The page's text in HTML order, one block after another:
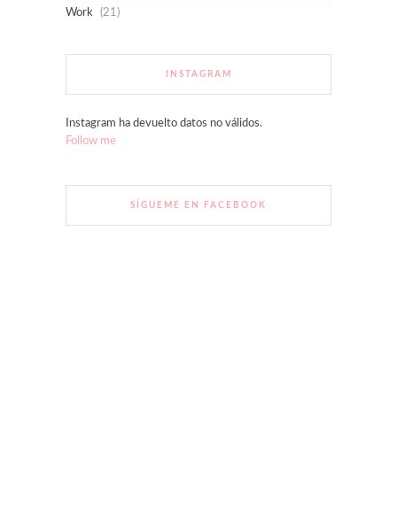
Work (21)
INSTAGRAM
Instagram ha devuelto datos no válidos.
Follow me
SÍGUEME EN FACEBOOK